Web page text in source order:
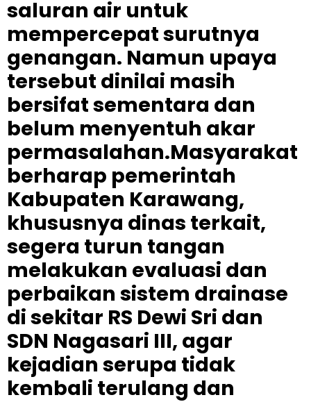
saluran air untuk
mempercepat surutnya
genangan. Namun upaya
tersebut dinilai masih
bersifat sementara dan
belum menyentuh akar
permasalahan.Masyarakat
berharap pemerintah
Kabupaten Karawang,
khususnya dinas terkait,
segera turun tangan
melakukan evaluasi dan
perbaikan sistem drainase
di sekitar RS Dewi Sri dan
SDN Nagasari III, agar
kejadian serupa tidak
kembali terulang dan